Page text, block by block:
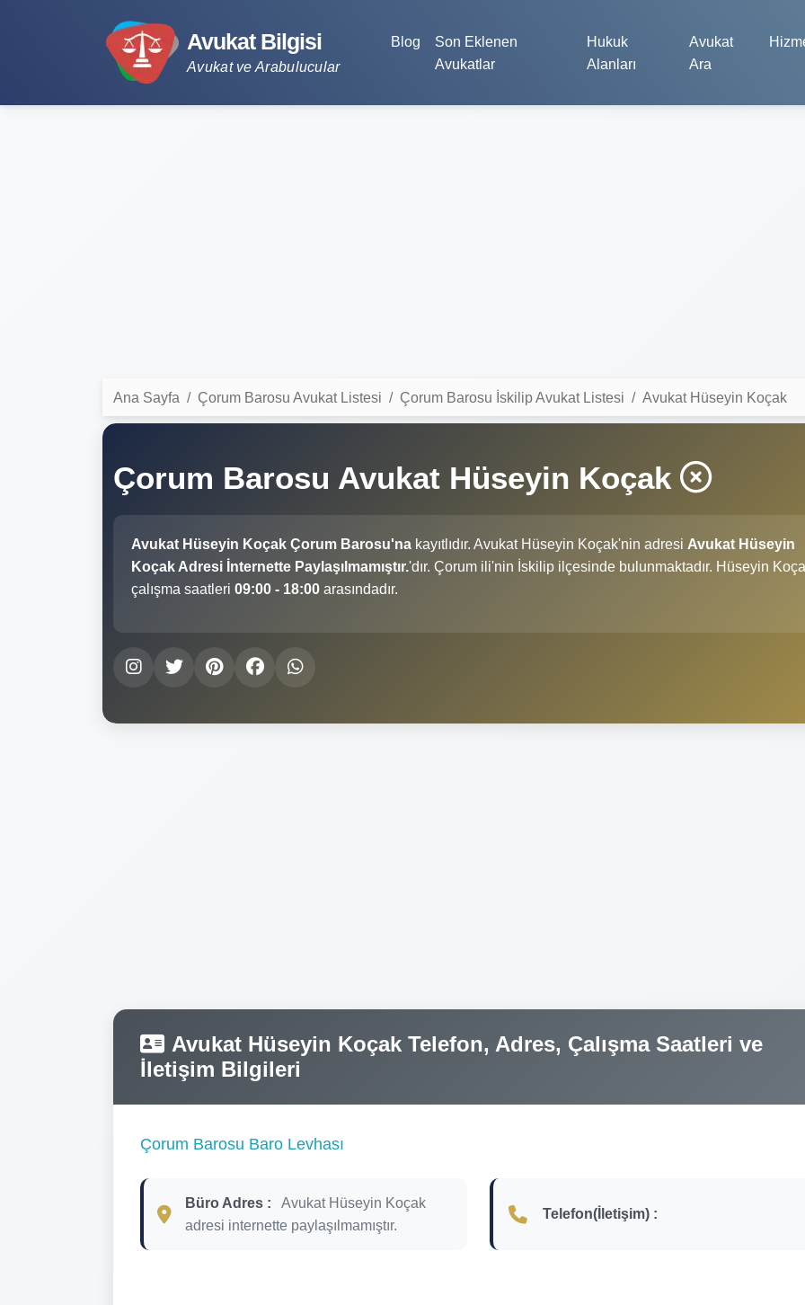
Avukat Bilgisi
Avukat ve Arabulucular
Blog
Son Eklenen
Avukatlar
Hukuk
Alanları
Avukat
Ara
Ana Sayfa Çorum Barosu Avukat Listesi Çorum Barosu İskilip Avukat Listesi Avukat Hüseyin Koçak
Çorum Barosu Avukat Hüseyin Koçak
Avukat Hüseyin Koçak Çorum Barosu'na kayıtlıdır. Avukat Hüseyin Koçak'nin adresi Avukat Hüseyin
Koçak Adresi İnternette Paylaşılmamıştır.'dır. Çorum ili'nin İskilip ilçesinde bulunmaktadır. Hüseyin
çalışma saatleri 09:00 - 18:00 arasındadır.
Avukat Hüseyin Koçak Telefon, Adres, Çalışma Saatleri ve
İletişim Bilgileri
Çorum Barosu Baro Levhası
Büro Adres :
Avukat Hüseyin Koçak
adresi internette paylaşılmamıştır.
Telefon(İletişim) :